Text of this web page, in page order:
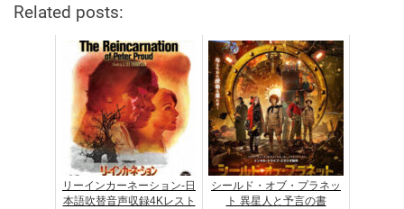
Related posts:
リーインカーネーション-日
本語吹替音声収録4Kレスト
シールド・オブ・プラネッ
ト 異星人と予言の書